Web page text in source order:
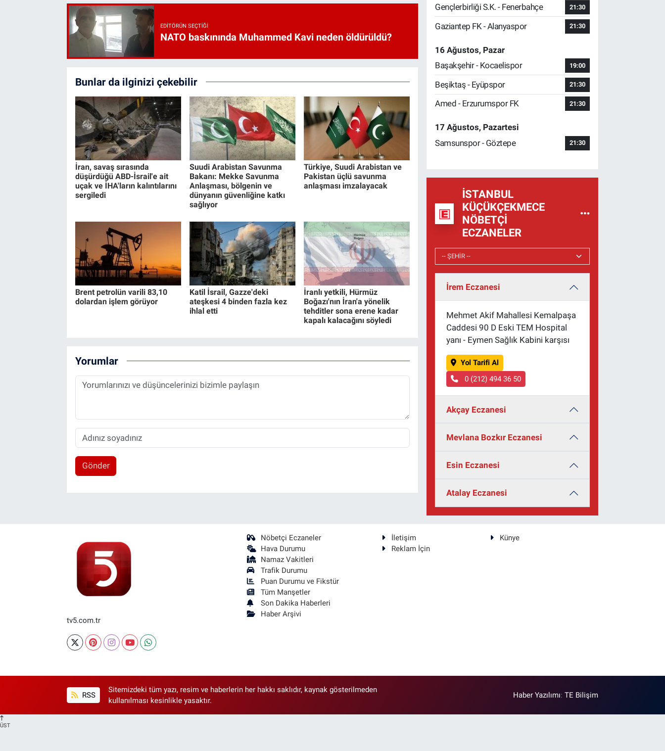
EDITÖRÜN SEÇTIĞI
NATO baskınında Muhammed Kavi neden öldürüldü?
Bunlar da ilginizi çekebilir
İran, savaş sırasında
düşürdüğü ABD-İsrail'e ait
uçak ve İHA'ların kalıntılarını
sergiledi
Suudi Arabistan Savunma
Bakanı: Mekke Savunma
Anlaşması, bölgenin ve
dünyanın güvenliğine katkı
sağlıyor
Türkiye, Suudi Arabistan ve
Pakistan üçlü savunma
anlaşması imzalayacak
Brent petrolün varili 83,10
dolardan işlem görüyor
Katil İsrail, Gazze'deki
ateşkesi 4 binden fazla kez
ihlal etti
İranlı yetkili, Hürmüz
Boğazı'nın İran'a yönelik
tehditler sona erene kadar
kapalı kalacağını söyledi
Yorumlar
Gönder
Gençlerbirliği S.K. - Fenerbahçe 21:30
Gaziantep FK - Alanyaspor 21:30
16 Ağustos, Pazar
Başakşehir - Kocaelispor
19:00
Beşiktaş - Eyüpspor 21:30
Amed - Erzurumspor FK 21:30
17 Ağustos, Pazartesi
Samsunspor - Göztepe
21:30
İSTANBUL
KÜÇÜKÇEKMECE
NÖBETÇI
ECZANELER
İrem Eczanesi
Mehmet Akif Mahallesi Kemalpaşa
Caddesi 90 D Eski TEM Hospital
yanı - Eymen Sağlık Kabini karşısı
Yol Tarifi Al
0 (212) 494 36 50
Akçay Eczanesi
Mevlana Bozkır Eczanesi
Esin Eczanesi
Atalay Eczanesi
tv5.com.tr
Nöbetçi Eczaneler
Hava Durumu
Namaz Vakitleri
Trafik Durumu
Puan Durumu ve Fikstür
Tüm Manşetler
Son Dakika Haberleri
Haber Arşivi
İletişim
Künye
Reklam İçin
RSS
Sitemizdeki tüm yazı, resim ve haberlerin her hakkı saklıdır, kaynak gösterilmeden
kullanılması kesinlikle yasaktır.
Haber Yazılımı:TE Bilişim
ÜST